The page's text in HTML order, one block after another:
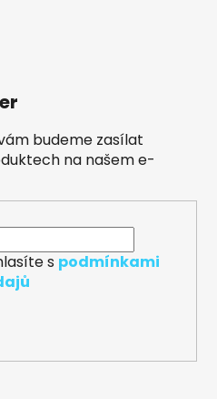
budeme zasílat
na našem e-
s podmínkami